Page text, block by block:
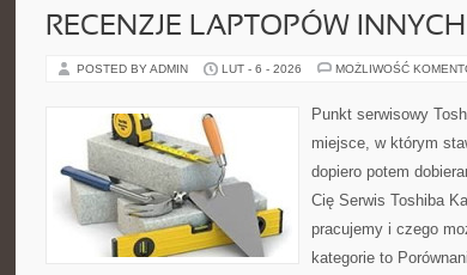
RECENZJE LAPTOPÓW
POSTED BY ADMIN LUT - 6 - 2026 MOŻLIWOŚĆ
Punkt serwisowy
miejsce, w którym
dopiero potem
Cię Serwis Toshiba
pracujemy i czego
kategorie to